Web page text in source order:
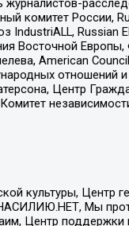
комитет России,
Russian
Восточной
American
отношений
Центр
культуры, Центр
Мы
Центр